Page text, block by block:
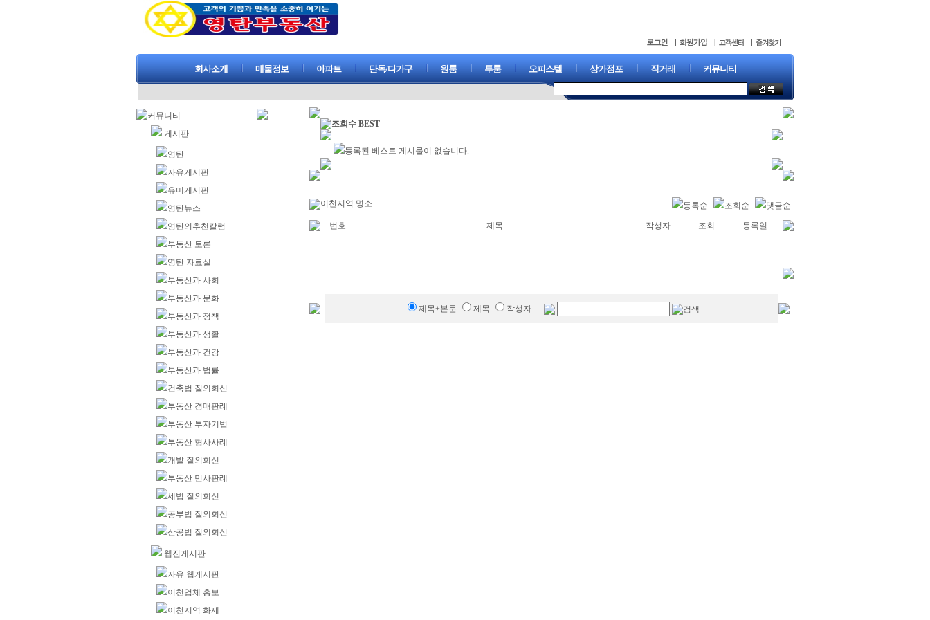
회사소개 매물정보 아파트 단독/다가구 원룸 투룸 오피스텔 상가점포 직거래 커뮤니티
커뮤니티
게시판
영탄
자유게시판
유머게시판
영탄뉴스
영탄의추천칼럼
부동산 토론
영탄 자료실
부동산과 사회
부동산과 문화
부동산과 정책
부동산과 생활
부동산과 건강
부동산과 법률
건축법 질의회신
부동산 경매판례
부동산 투자기법
부동산 형사사례
개발 질의회신
부동산 민사판례
세법 질의회신
공부법 질의회신
산공법 질의회신
웹진게시판
자유 웹게시판
이천업체 홍보
이천지역 화제
조회수 BEST
등록된 베스트 게시물이 없습니다.
이천지역 명소 등록순 조회순 댓글순
번호 제목 작성자 조회 등록일
제목+본문 제목 작성자